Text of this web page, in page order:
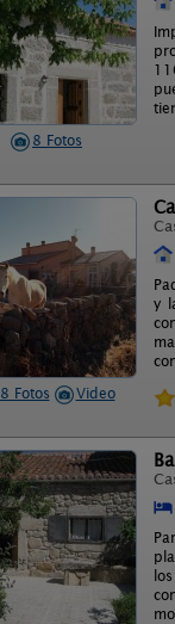
8 Fotos
8 Fotos Video
y